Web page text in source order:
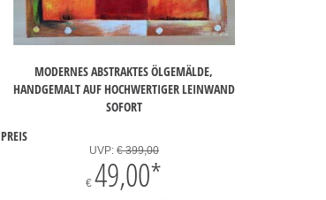
MODERNES ABSTRAKTES ÖLGEMÄLDE,
HANDGEMALT AUF HOCHWERTIGER LEINWAND
SOFORT
PREIS
UVP: € 399,00
€ 49,00*